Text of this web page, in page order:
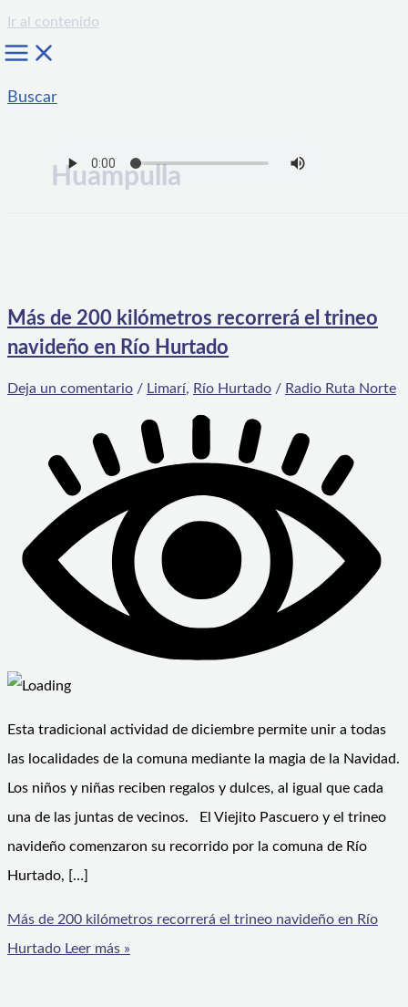
Ir al contenido
Buscar
Huampulla
Más de 200 kilómetros recorrerá el trineo
navideño en Río Hurtado
Deja un comentario / Limarí, Río Hurtado / Radio Ruta Norte
Esta tradicional actividad de diciembre permite unir a todas
las localidades de la comuna mediante la magia de la Navidad.
Los niños y niñas reciben regalos y dulces, al igual que cada
una de las juntas de vecinos. El Viejito Pascuero y el trineo
navideño comenzaron su recorrido por la comuna de Río
Hurtado, […]
Más de 200 kilómetros recorrerá el trineo navideño en Río
Hurtado Leer más »